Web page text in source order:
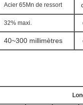
Acier 65Mn de ressort
32% maxi.
40~300 millimètres